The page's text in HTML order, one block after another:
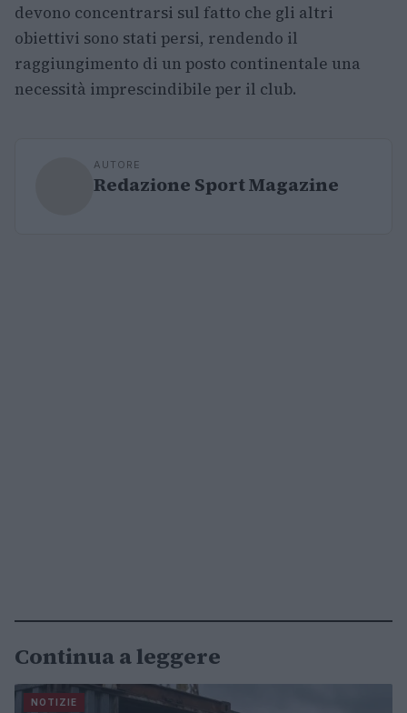
devono concentrarsi sul fatto che gli altri
obiettivi sono stati persi, rendendo il
raggiungimento di un posto continentale una
necessità imprescindibile per il club.
AUTORE
Redazione Sport Magazine
Continua a leggere
NOTIZIE